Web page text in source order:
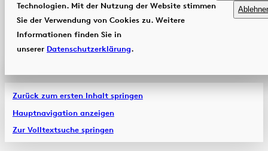
Technologien. Mit der Nutzung der Website stimmen
Sie der Verwendung von Cookies zu. Weitere
Informationen finden Sie in
unserer Datenschutzerklärung.
Zurück zum ersten Inhalt springen
Hauptnavigation anzeigen
Zur Volltextsuche springen